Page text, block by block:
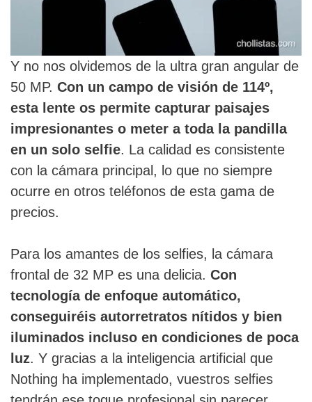
Y no nos olvidemos de la ultra gran angular de
50 MP. Con un campo de visión de 114º,
esta lente os permite capturar paisajes
impresionantes o meter a toda la pandilla
en un solo selfie. La calidad es consistente
con la cámara principal, lo que no siempre
ocurre en otros teléfonos de esta gama de
precios.
Para los amantes de los selfies, la cámara
frontal de 32 MP es una delicia. Con
tecnología de enfoque automático,
conseguiréis autorretratos nítidos y bien
iluminados incluso en condiciones de poca
luz. Y gracias a la inteligencia artificial que
Nothing ha implementado, vuestros selfies